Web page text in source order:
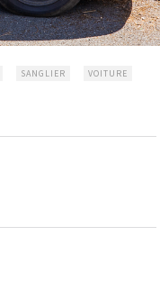
SANGLIER VOITURE